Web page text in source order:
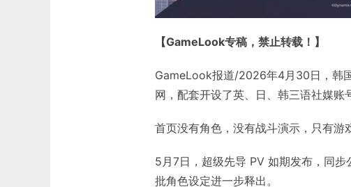
【GameLook专稿，禁止转载！】
GameLook报道/2026年4月30日，韩
网，配套开设了英、日、韩三语社媒账
首页没有角色，没有战斗演示，只有游
5月7日，超级先导 PV 如期发布，同
批角色设定进一步释出。